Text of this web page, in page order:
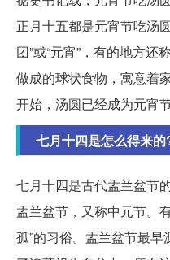
正月十五都是元宵节吃汤
团”或“元宵”，有的地方还
做成的球状食物，寓意着
开始，汤圆已经成为元宵
七月十四是怎么得来的
七月十四是古代盂兰盆节
盂兰盆节，又称中元节。
孤”的习俗。盂兰盆节最